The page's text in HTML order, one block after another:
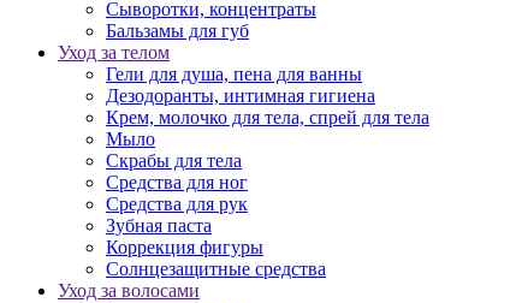
Сыворотки, концентраты
Бальзамы для губ
Уход за телом
Гели для душа, пена для ванны
Дезодоранты, интимная гигиена
Крем, молочко для тела, спрей для тела
Мыло
Скрабы для тела
Средства для ног
Средства для рук
Зубная паста
Коррекция фигуры
Солнцезащитные средства
Уход за волосами